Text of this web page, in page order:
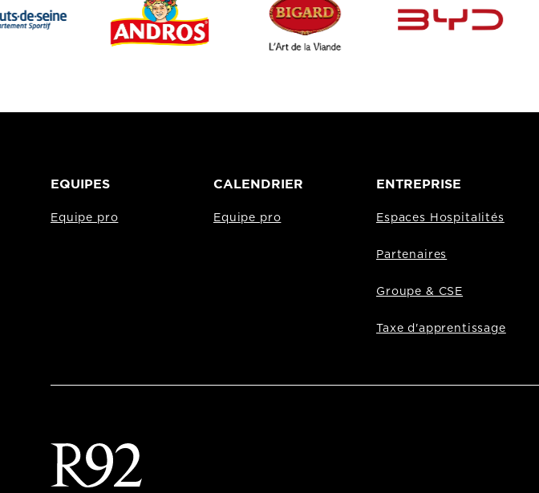
EQUIPES
Equipe pro
CALENDRIER
Equipe pro
ENTREPRISE
Espaces Hospitalités
Partenaires
Groupe & CSE
Taxe d'apprentissage